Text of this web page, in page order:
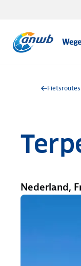
Fietsroutes
Nederland,